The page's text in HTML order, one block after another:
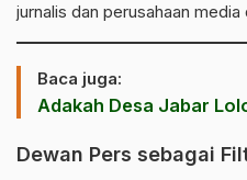
jurnalis dan perusahaan media
Baca juga:
Adakah Desa Jabar
Dewan Pers sebagai